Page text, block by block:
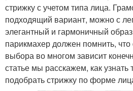
стрижку с учетом типа лица.
подходящий вариант, можно с
элегантный и гармоничный
парикмахер должен помнить, что
выбора во многом зависит
статье мы расскажем, как узнать
подобрать стрижку по форме